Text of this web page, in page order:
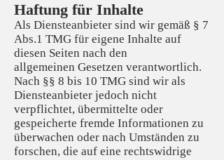
Haftung für Inhalte
Als Diensteanbieter sind wir gemäß § 7
Abs.1 TMG für eigene Inhalte auf
diesen Seiten nach den
allgemeinen Gesetzen verantwortlich.
Nach §§ 8 bis 10 TMG sind wir als
Diensteanbieter jedoch nicht
verpflichtet, übermittelte oder
gespeicherte fremde Informationen zu
überwachen oder nach Umständen zu
forschen, die auf eine rechtswidrige